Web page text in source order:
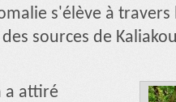
s'élève à
sources de
a attiré